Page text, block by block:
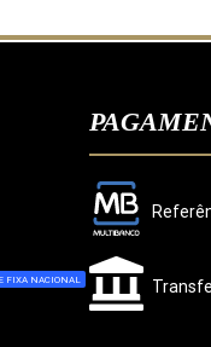
FIXA NACIONAL